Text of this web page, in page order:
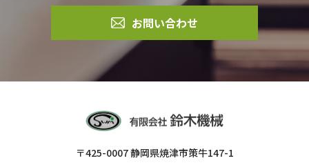
お問い合わせ
〒425-0007 静岡県焼津市策牛147-1